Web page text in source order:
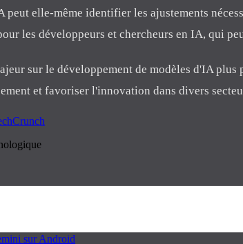
elle-même identifier les ajustements
les développeurs et chercheurs en IA, qui
sur le développement de modèles d'IA
et favoriser l'innovation dans divers